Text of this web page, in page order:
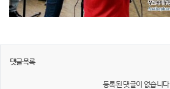
댓글목록
등록된 댓글이 없습니다.